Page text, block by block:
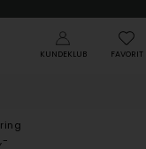
KUNDEKLUB FAVORIT